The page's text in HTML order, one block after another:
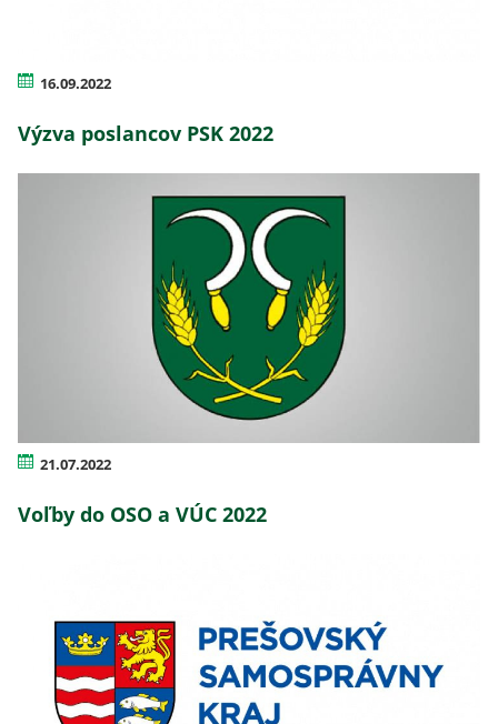
16.09.2022
Výzva poslancov PSK 2022
21.07.2022
Voľby do OSO a VÚC 2022